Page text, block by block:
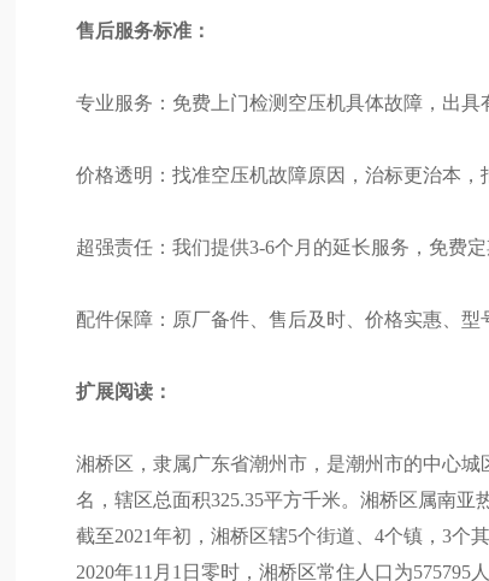
售后服务标准：
专业服务：免费上门检测空压机具体故障，出具
价格透明：找准空压机故障原因，治标更治本
超强责任：我们提供3-6个月的延长服务，免费
配件保障：原厂备件、售后及时、价格实惠、型
扩展阅读：
湘桥区，隶属广东省潮州市，是潮州市的中心
名，辖区总面积325.35平方千米。湘桥区属南亚
截至2021年初，湘桥区辖5个街道、4个镇，3个
2020年11月1日零时，湘桥区常住人口为575795人